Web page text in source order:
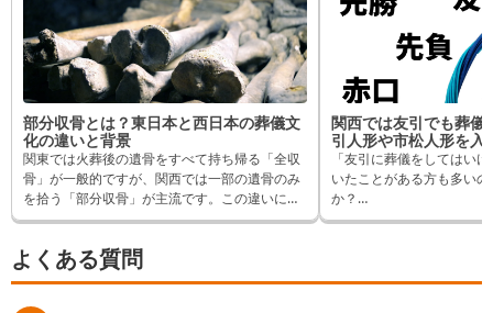
部分収骨とは？東日本と西日本の葬儀文
化の違いと背景
関東では火葬後の遺骨をすべて持ち帰る「全収
骨」が一般的ですが、関西では一部の遺骨のみ
を拾う「部分収骨」が主流です。この違いには
歴史的背景があります。
この記事では、「部分収骨」と「全収骨」の違
いや、それが地域ごとに生まれた背景について
関西では友引でも葬儀
引人形や市松人形を入
「友引に葬儀をしてはい
いたことがある方も多い
か？
確かに首都圏エリアを中
は友引にも葬儀が行われ
よくある質問